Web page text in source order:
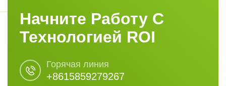
Начните Работу С
Технологией ROI
Горячая линия
+8615859279267